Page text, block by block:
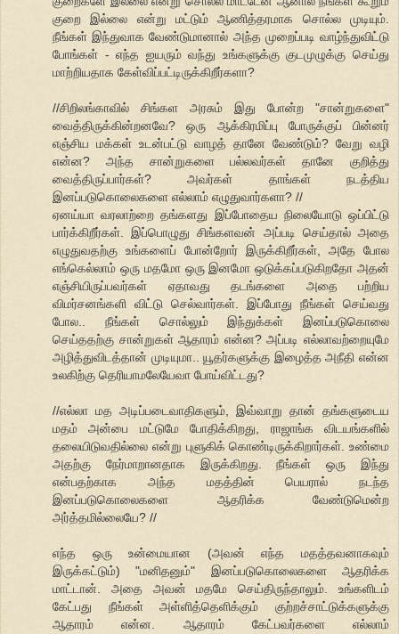
குறை இல்லை என்று மட்டும் ஆணித்தரமாக சொல்ல முடியும்.
நீங்கள் இந்துவாக வேண்டுமானால் அந்த முறைப்படி வாழ்ந்துவிட்டு
போங்கள் - எந்த ஐயரும் வந்து உங்களுக்கு குடமுழுக்கு செய்து
மாற்றியதாக கேள்விப்பட்டிருக்கிறீர்களா?
//சிறிலங்காவில் சிங்கள அரசும் இது போன்ற "சான்றுகளை"
வைத்திருக்கின்றனவே? ஒரு ஆக்கிரமிப்பு போருக்குப் பின்னர்
எஞ்சிய மக்கள் உடன்பட்டு வாழத் தானே வேண்டும்? வேறு வழி
என்ன? அந்த சான்றுகளை பல்லவர்கள் தானே குறித்து
வைத்திருப்பார்கள்? அவர்கள் தாங்கள் நடத்திய
இனப்படுகொலைகளை எல்லாம் எழுதுவார்களா? //
ஏனய்யா வரலாற்றை தங்களது இப்போதைய நிலையோடு ஒப்பிட்டு
பார்க்கிறீர்கள். இப்பொழுது சிங்களவன் அப்படி செய்தால் அதை
எழுதுவதற்கு உங்களைப் போன்றோர் இருக்கிறீர்கள், அதே போல
எங்கெல்லாம் ஒரு மதமோ ஒரு இனமோ ஒடுக்கப்படுகிறதோ அதன்
எஞ்சியிருப்பவர்கள் ஏதாவது தடங்களை அதை பற்றிய
விமர்சனங்களி விட்டு செல்வார்கள். இப்போது நீங்கள் செய்வது
போல.. நீங்கள் சொல்லும் இந்துக்கள் இனப்படுகொலை
செய்ததற்கு சான்றுகள் ஆதாரம் என்ன? அப்படி எல்லாவற்றையுமே
அழித்துவிடத்தான் முடியுமா.. யூதர்களுக்கு இழைத்த அநீதி என்ன
உலகிற்கு தெரியாமலேயேவா போய்விட்டது?
//எல்லா மத அடிப்படைவாதிகளும், இவ்வாறு தான் தங்களுடைய
மதம் அன்பை மட்டுமே போதிக்கிறது, ராஜாங்க விடயங்களில்
தலையிடுவதில்லை என்று புளுகிக் கொண்டிருக்கிறார்கள். உண்மை
அதற்கு நேர்மாறானதாக இருக்கிறது. நீங்கள் ஒரு இந்து
என்பதற்காக அந்த மதத்தின் பெயரால் நடந்த
இனப்படுகொலைகளை ஆதரிக்க வேண்டுமென்ற
அர்த்தமில்லையே? //
எந்த ஒரு உன்மையான (அவன் எந்த மதத்தவனாகவும்
இருக்கட்டும்) "மனிதனும்" இனப்படுகொலைகளை ஆதரிக்க
மாட்டான். அதை அவன் மதமே செய்திருந்தாலும். உங்களிடம்
கேட்பது நீங்கள் அள்ளித்தெளிக்கும் குற்றச்சாட்டுக்களுக்கு
ஆதாரம் என்ன. ஆதாரம் கேட்பவர்களை எல்லாம்